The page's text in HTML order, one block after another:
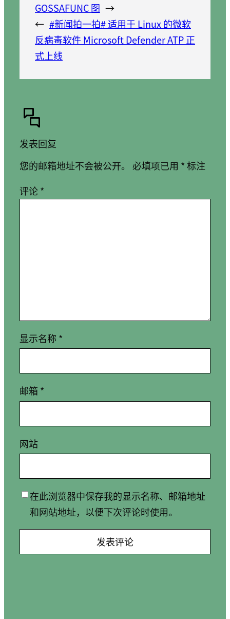
GOSSAFUNC 图 →
← #新闻拍一拍# 适用于 Linux 的微软
反病毒软件 Microsoft Defender ATP 正
式上线
发表回复
您的邮箱地址不会被公开。
必填项已用 *标注
评论*
显示名称 *
邮箱 *
网站
在此浏览器中保存我的显示名称、邮箱地址
和网站地址，以便下次评论时使用。